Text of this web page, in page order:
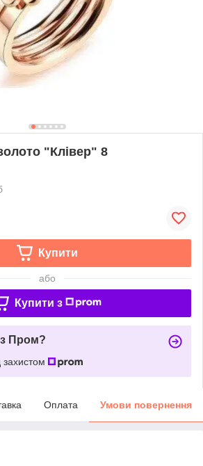
"Клівер" 8
Купити
або
Купити з
Пром?
Оплата Умови повернення